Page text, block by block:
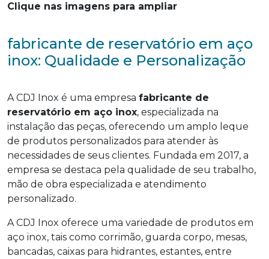
Clique nas imagens para ampliar
fabricante de reservatório em aço
inox: Qualidade e Personalização
A CDJ Inox é uma empresa fabricante de
reservatório em aço inox, especializada na
instalação das peças, oferecendo um amplo leque
de produtos personalizados para atender às
necessidades de seus clientes. Fundada em 2017, a
empresa se destaca pela qualidade de seu trabalho,
mão de obra especializada e atendimento
personalizado.
A CDJ Inox oferece uma variedade de produtos em
aço inox, tais como corrimão, guarda corpo, mesas,
bancadas, caixas para hidrantes, estantes, entre